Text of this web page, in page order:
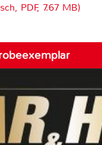
PDF, 7.67 MB)